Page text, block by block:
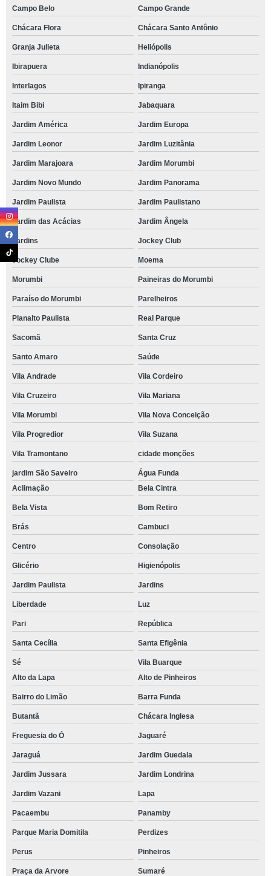
Campo Belo Campo Grande
Chácara Flora Chácara Santo Antônio
Granja Julieta Heliópolis
Ibirapuera Indianópolis
Interlagos Ipiranga
Itaim Bibi Jabaquara
Jardim América Jardim Europa
Jardim Leonor Jardim Luzitânia
Jardim Marajoara Jardim Morumbi
Jardim Novo Mundo Jardim Panorama
Jardim Paulista Jardim Paulistano
Jardim das Acácias Jardim Ângela
Jardins Jockey Club
Jockey Clube Moema
Morumbi Paineiras do Morumbi
Paraíso do Morumbi Parelheiros
Planalto Paulista Real Parque
Sacomã Santa Cruz
Santo Amaro Saúde
Vila Andrade Vila Cordeiro
Vila Cruzeiro Vila Mariana
Vila Morumbi Vila Nova Conceição
Vila Progredior Vila Suzana
Vila Tramontano cidade monções
jardim São Saveiro
Água Funda
Aclimação
Bela Cintra
Bela Vista Bom Retiro
Brás Cambuci
Centro Consolação
Glicério Higienópolis
Jardim Paulista Jardins
Liberdade Luz
Pari República
Santa Cecília Santa Efigênia
Sé
Vila Buarque
Alto da Lapa
Alto de Pinheiros
Bairro do Limão Barra Funda
Butantã Chácara Inglesa
Freguesia do Ó Jaguaré
Jaraguá Jardim Guedala
Jardim Jussara Jardim Londrina
Jardim Vazani Lapa
Pacaembu Panamby
Parque Maria Domitila Perdizes
Perus Pinheiros
Praça da Arvore Sumaré